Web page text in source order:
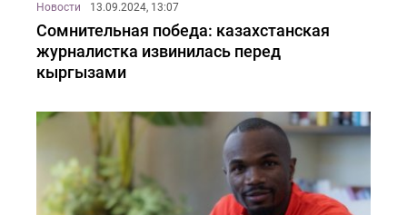
Новости 13.09.2024, 13:07
Сомнительная победа: казахстанская
журналистка извинилась перед
кыргызами